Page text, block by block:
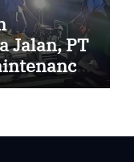
Jalan, PT
Preservasi